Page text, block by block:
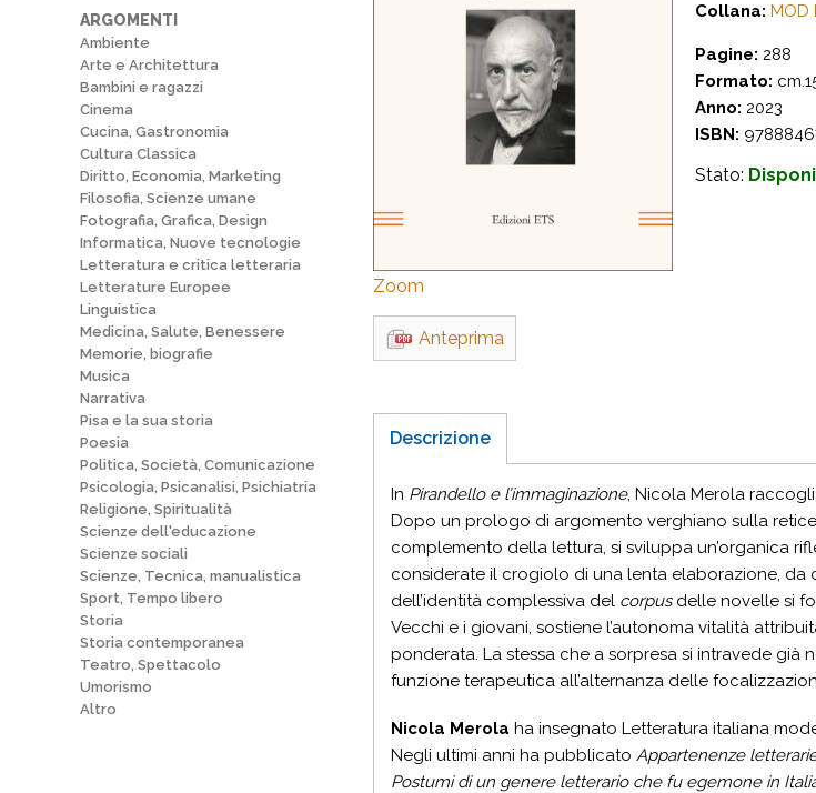
ARGOMENTI
Ambiente
Arte e Architettura
Bambini e ragazzi
Cinema
Cucina, Gastronomia
Cultura Classica
Diritto, Economia, Marketing
Filosofia, Scienze umane
Fotografia, Grafica, Design
Informatica, Nuove tecnologie
Letteratura e critica letteraria
Letterature Europee
Linguistica
Medicina, Salute, Benessere
Memorie, biografie
Musica
Narrativa
Pisa e la sua storia
Poesia
Politica, Società, Comunicazione
Psicologia, Psicanalisi, Psichiatria
Religione, Spiritualità
Scienze dell'educazione
Scienze sociali
Scienze, Tecnica, manualistica
Sport, Tempo libero
Storia
Storia contemporanea
Teatro, Spettacolo
Umorismo
Altro
Zoom
Collana: MOD
Pagine: 288
Formato:
Anno: 2023
ISBN:
Stato:
Anteprima
Descrizione
In Pirandello e l’immaginazione, Nicola Merola
Dopo un prologo di argomento verghiano sulla
complemento della lettura, si sviluppa un’organica
considerate il crogiolo di una lenta elaborazione, da
dell’identità complessiva del corpusdelle novelle si
Vecchi e i giovani, sostiene l’autonoma vitalità
ponderata. La stessa che a sorpresa si intravede già
funzione terapeutica all’alternanza delle
Nicola Merola ha insegnato Letteratura italiana
Negli ultimi anni ha pubblicato Appartenenze
Postumi di un genere letterario che fu egemone in